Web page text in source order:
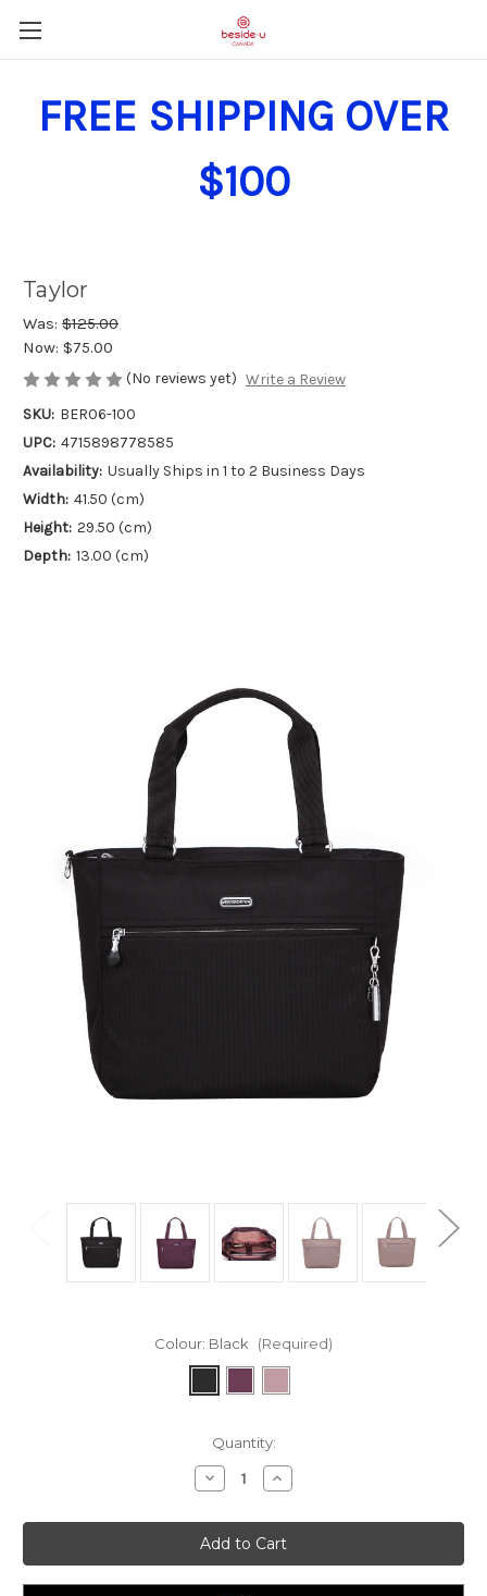
FREE SHIPPING OVER
$100
Taylor
Was: $125.00
Now: $75.00
(No reviews yet) Write a Review
SKU: BER06-100
UPC: 4715898778585
Availability: Usually Ships in 1 to 2 Business Days
Width: 41.50 (cm)
Height: 29.50 (cm)
Depth: 13.00 (cm)
Colour: Black (Required)
Quantity:
Decrease
Quantity
Taylor
Increase
Quantity
Taylor